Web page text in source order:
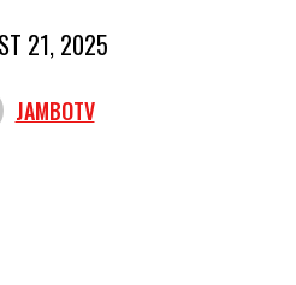
21, 2025
JAMBOTV